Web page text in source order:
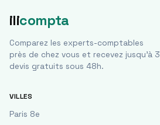
ilicompta
Comparez les experts-comptables
près de chez vous et recevez jusqu'à 3
devis gratuits sous 48h.
VILLES
Paris 8e